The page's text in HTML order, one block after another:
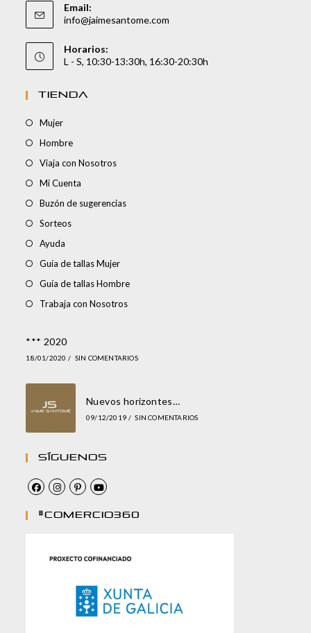
Email:
info@jaimesantome.com
Horarios:
L - S, 10:30-13:30h, 16:30-20:30h
TIENDA
Mujer
Hombre
Viaja con Nosotros
Mi Cuenta
Buzón de sugerencias
Sorteos
Ayuda
Guía de tallas Mujer
Guía de tallas Hombre
Trabaja con Nosotros
*** 2020
18/01/2020 / SIN COMENTARIOS
Nuevos horizontes…
09/12/2019 / SIN COMENTARIOS
Síguenos
#comercio360